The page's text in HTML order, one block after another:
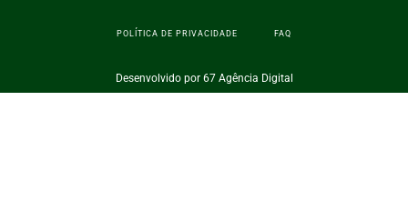
POLÍTICA DE PRIVACIDADE FAQ
Desenvolvido por 67 Agência Digital